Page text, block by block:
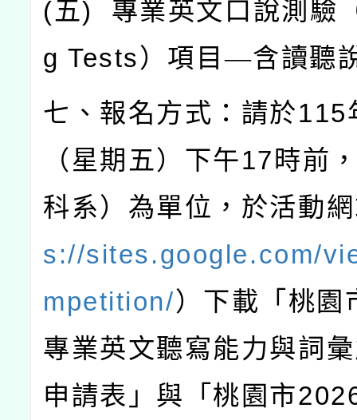
(五) 專業英文口說測驗
g Tests）項目—含讀聽
七、報名方式：請於115
（星期五）下午17 時前
科系）為單位，於活動
s://sites.google.com/
mpetition/）下載「桃園
專業英文聽寫能力與詞
申請表」與「桃園市